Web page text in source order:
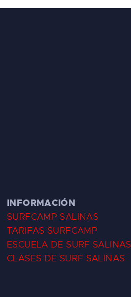
INFORMACIÓN
SURFCAMP SALINAS
TARIFAS SURFCAMP
ESCUELA DE SURF SALINAS
CLASES DE SURF SALINAS